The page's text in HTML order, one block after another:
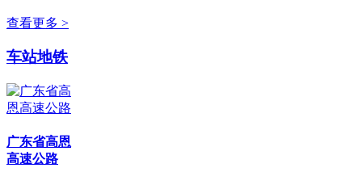
查看更多 >
车站地铁
广东省高恩
高速公路